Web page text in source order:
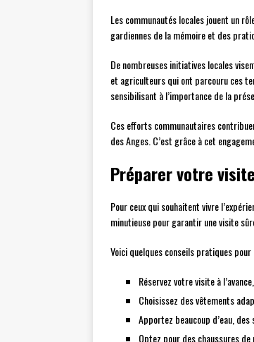
Les communautés locales jouent un
gardiennes de la mémoire et des
De nombreuses initiatives locales
et agriculteurs qui ont parcouru ces
sensibilisant à l’importance de la
Ces efforts communautaires
des Anges. C’est grâce à cet
Préparer votre
Pour ceux qui souhaitent vivre
minutieuse pour garantir une visite
Voici quelques conseils pratiques
Réservez votre visite à
Choisissez des vêtements
Apportez beaucoup d’eau,
Optez pour des chaussures